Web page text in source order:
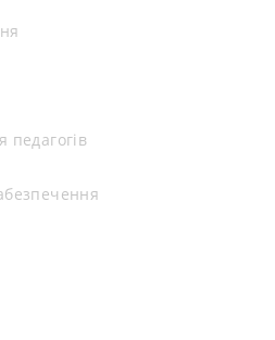
педагогів